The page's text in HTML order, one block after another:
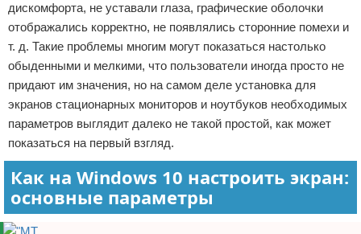
дискомфорта, не уставали глаза, графические оболочки
отображались корректно, не появлялись сторонние помехи и
т. д. Такие проблемы многим могут показаться настолько
обыденными и мелкими, что пользователи иногда просто не
придают им значения, но на самом деле установка для
экранов стационарных мониторов и ноутбуков необходимых
параметров выглядит далеко не такой простой, как может
показаться на первый взгляд.
Как на Windows 10 настроить экран:
основные параметры